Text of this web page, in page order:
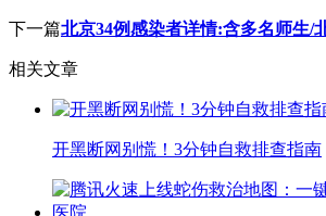
下一篇北京34例感染者详情:含多名师生/
相关文章
开黑断网别慌！3分钟自救排查指南